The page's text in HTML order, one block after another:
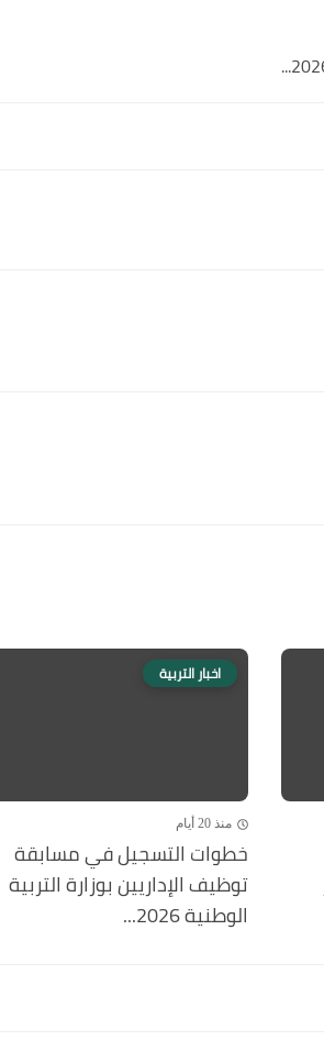
اخبار التربية
منذ 20 أيام
خطوات التسجيل في مسابقة
توظيف الإداريين بوزارة التربية
الوطنية 2026...